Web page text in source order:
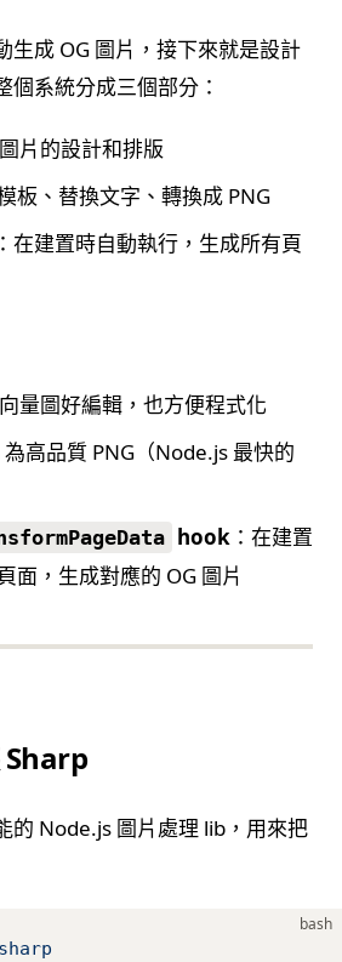
生成 OG 圖片，接下來就是設計
個系統分成三個部分：
片的設計和排版
板、替換文字、轉換成 PNG
：在建置時自動執行，生成所有頁
量圖好編輯，也方便程式化
為高品質 PNG（Node.js 最快的
hook ：在建置
面，生成對應的 OG 圖片
Sharp
的 Node.js 圖片處理 lib，用來把
bash